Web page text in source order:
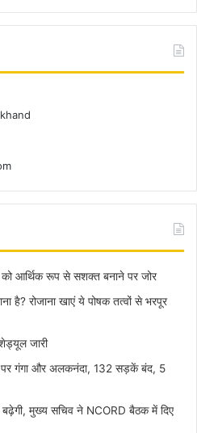
को आर्थिक रूप से सशक्त बनाने पर जोर
है? रोजाना खाएं ये पोषक तत्वों से भरपूर
जारी
पर गंगा और अलकनंदा, 132 सड़कें बंद, 5
मुख्य सचिव ने NCORD बैठक में दिए